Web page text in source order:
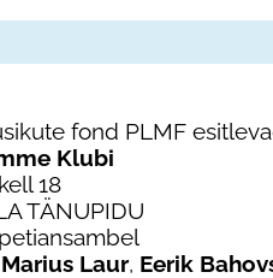
fond PLMF
Klubi
18
TÄNUPIDU
Laur, Eerik